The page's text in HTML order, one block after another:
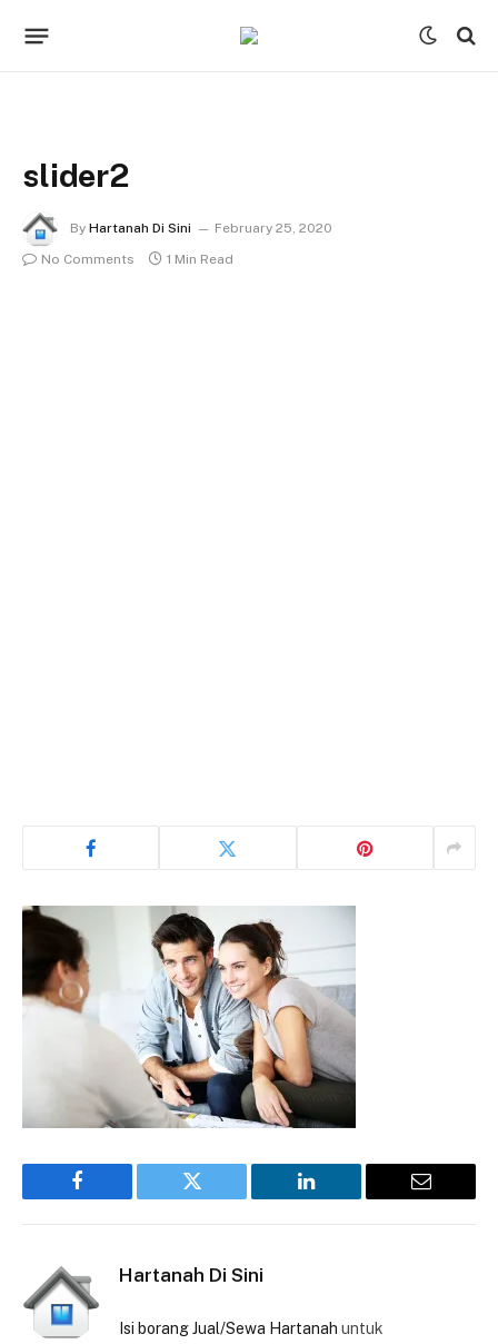
slider2
By Hartanah Di Sini
February 25, 2020
No Comments
1 Min Read
Facebook Twitter LinkedIn Email
Hartanah Di Sini
Isi borang Jual/Sewa Hartanah untuk